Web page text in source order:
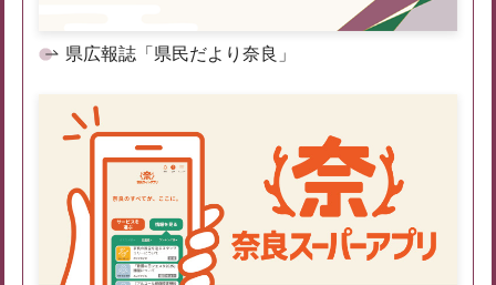
県広報誌「県民だより奈良」